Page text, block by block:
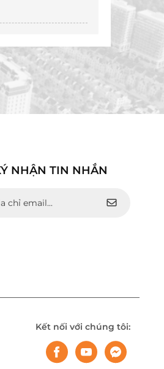
NHẬN TIN NHẮN
Kết nối với chúng tôi: